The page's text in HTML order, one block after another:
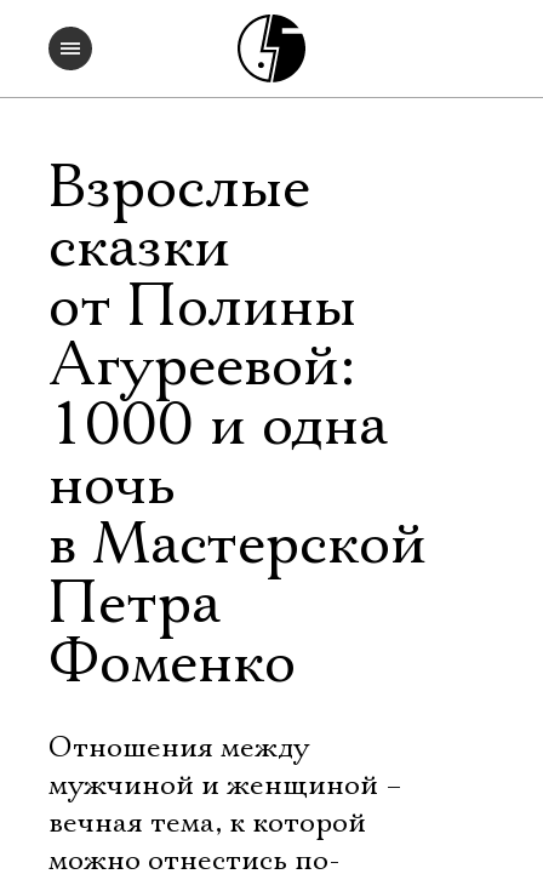
Взрослые
сказки
от Полины
Агуреевой:
1000 и одна
ночь
в Мастерской
Петра
Фоменко
Отношения между
мужчиной и женщиной –
вечная тема, к которой
можно отнестись по-